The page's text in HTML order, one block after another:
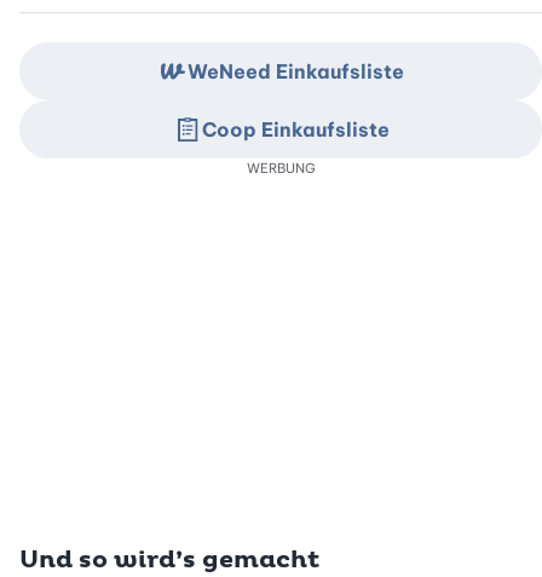
Und so wird’s gemacht
WeNeed Einkaufsliste
Coop Einkaufsliste
WERBUNG